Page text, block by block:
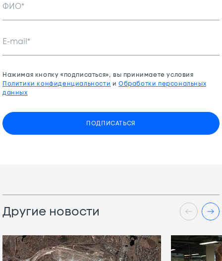
ФИО*
E-mail*
Нажимая кнопку «подписаться», вы принимаете условия
Политики конфиденциальности иОбработки персональных
данных
ПОДПИСАТЬСЯ
Другие новости